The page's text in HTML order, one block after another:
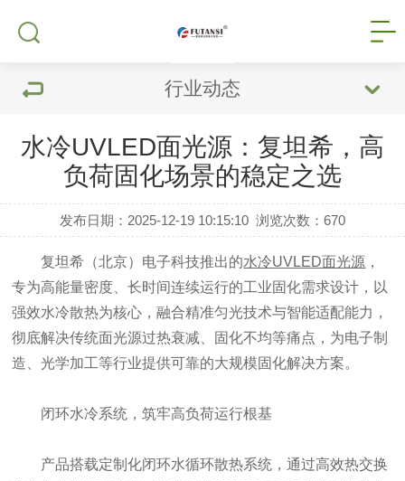
行业动态
水冷UVLED面光源：复坦希，高
负荷固化场景的稳定之选
发布日期：2025-12-19 10:15:10 浏览次数：670
复坦希（北京）电子科技推出的水冷UVLED面光源 ，
专为高能量密度、长时间连续运行的工业固化需求设计，以
强效水冷散热为核心，融合精准匀光技术与智能适配能力，
彻底解决传统面光源过热衰减、固化不均等痛点，为电子制
造、光学加工等行业提供可靠的大规模固化解决方案。
闭环水冷系统，筑牢高负荷运行根基
产品搭载定制化闭环水循环散热系统，通过高效热交换